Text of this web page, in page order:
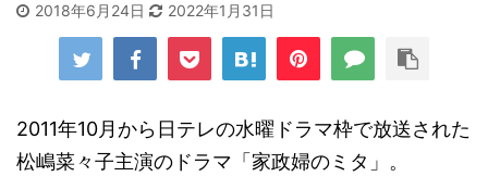
2018年6月24日 2022年1月31日
2011年10月から日テレの水曜ドラマ枠で放送された
松嶋菜々子主演のドラマ「家政婦のミタ」。